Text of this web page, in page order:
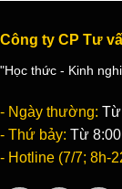
Công ty CP Tư
"Học thức - Kinh
- Ngày thường: Từ
- Thứ bảy: Từ
- Hotline (7/7; 8h-